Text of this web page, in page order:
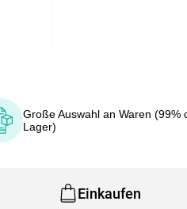
Große Auswahl an Waren (99%
Lager)
Einkaufen